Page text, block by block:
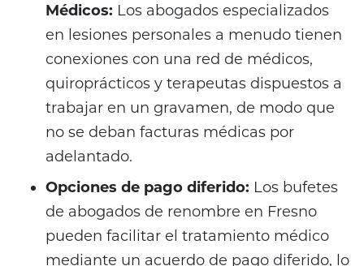
Médicos: Los abogados especializados
en lesiones personales a menudo tienen
conexiones con una red de médicos,
quiroprácticos y terapeutas dispuestos a
trabajar en un gravamen, de modo que
no se deban facturas médicas por
adelantado.
Opciones de pago diferido: Los bufetes
de abogados de renombre en Fresno
pueden facilitar el tratamiento médico
mediante un acuerdo de pago diferido, lo